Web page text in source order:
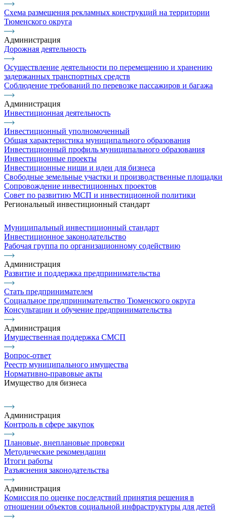
Схема размещения рекламных конструкций на территории
Тюменского округа
Администрация
Дорожная деятельность
Осуществление деятельности по перемещению и хранению
задержанных транспортных средств
Соблюдение требований по перевозке пассажиров и багажа
Администрация
Инвестиционная деятельность
Инвестиционный уполномоченный
Общая характеристика муниципального образования
Инвестиционный профиль муниципального образования
Инвестиционные проекты
Инвестиционные ниши и идеи для бизнеса
Свободные земельные участки и производственные площадки
Сопровождение инвестиционных проектов
Совет по развитию МСП и инвестиционной политики
Региональный инвестиционный стандарт
Муниципальный инвестиционный стандарт
Инвестиционное законодательство
Рабочая группа по организационному содействию
Администрация
Развитие и поддержка предпринимательства
Стать предпринимателем
Социальное предпринимательство Тюменского округа
Консультации и обучение предпринимательства
Администрация
Имущественная поддержка СМСП
Вопрос-ответ
Реестр муниципального имущества
Нормативно-правовые акты
Имущество для бизнеса
Администрация
Контроль в сфере закупок
Плановые, внеплановые проверки
Методические рекомендации
Итоги работы
Разъяснения законодательства
Администрация
Комиссия по оценке последствий принятия решения в
отношении объектов социальной инфраструктуры для детей